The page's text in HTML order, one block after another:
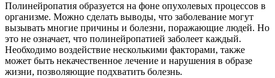
Полинейропатия образуется на фоне опухолевых процессов в
организме. Можно сделать выводы, что заболевание могут
вызывать многие причины и болезни, поражающие людей. Но
это не означает, что полинейропатией заболеет каждый.
Необходимо воздействие несколькими факторами, также
может быть некачественное лечение и нарушения в образе
жизни, позволяющие подхватить болезнь.